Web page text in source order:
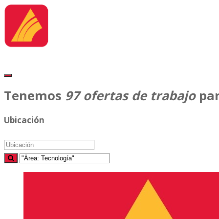
Tenemos 97 ofertas de trabajo
Ubicación